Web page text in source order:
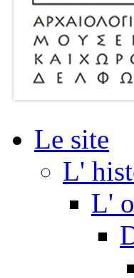
Le site
L'
L'